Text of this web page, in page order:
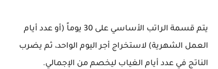
يتم قسمة الراتب الأساسي على 30 يوماً (أو عدد أيام
العمل الشهرية) لاستخراج أجر اليوم الواحد، ثم يضرب
الناتج في عدد أيام الغياب ليخصم من الإجمالي.